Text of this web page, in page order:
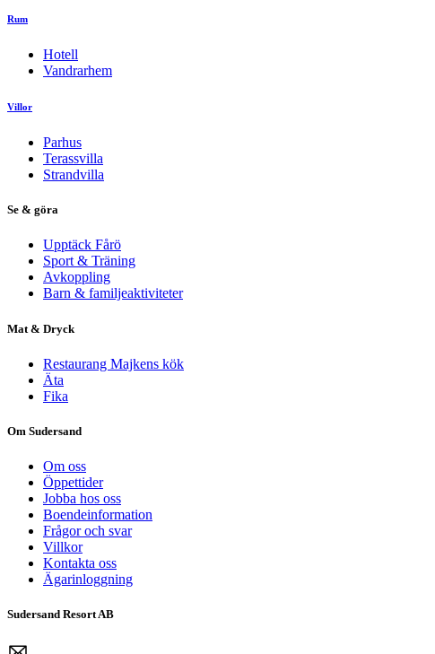
Rum
Hotell
Vandrarhem
Villor
Parhus
Terassvilla
Strandvilla
Se & göra
Upptäck Fårö
Sport & Träning
Avkoppling
Barn & familjeaktiviteter
Mat & Dryck
Restaurang Majkens kök
Äta
Fika
Om Sudersand
Om oss
Öppettider
Jobba hos oss
Boendeinformation
Frågor och svar
Villkor
Kontakta oss
Ägarinloggning
Sudersand Resort AB